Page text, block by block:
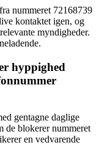
nummeret 72168739
kontaktet igen, og
myndigheder.
hyppighed
gentagne daglige
de blokerer nummeret
en vedvarende